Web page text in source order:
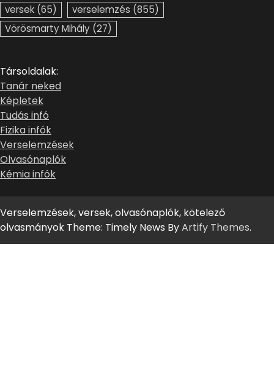
versek (65) verselemzés (855)
Vörösmarty Mihály (27)
Társoldalak:
Tanár neked
Képletek
Tudás infó
Fizika infók
Verselemzések
Olvasónaplók
Kémia infók
Verselemzések, versek, olvasónaplók, kötelező
olvasmányok Theme: Timely News ByArtify Themes.